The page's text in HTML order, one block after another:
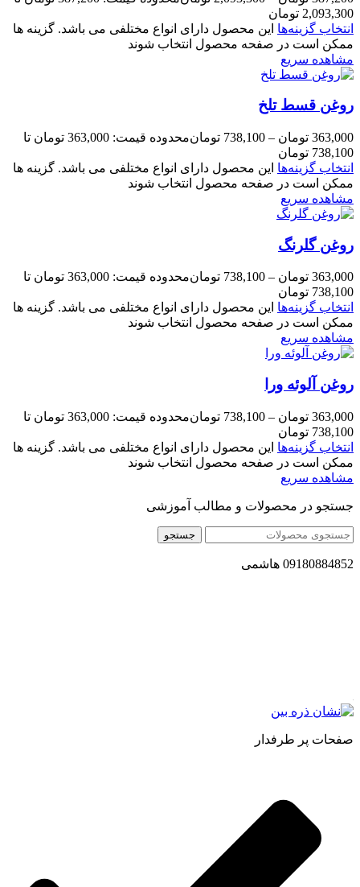
2,093,300 تومان
انتخاب گزینه‌ها این محصول دارای انواع مختلفی می باشد. گزینه ها
ممکن است در صفحه محصول انتخاب شوند
مشاهده سریع
روغن قسط تلخ
363,000 تومان –
738,100 تومان
محدوده قیمت: 363,000 تومان تا
738,100 تومان
انتخاب گزینه‌ها این محصول دارای انواع مختلفی می باشد. گزینه ها
ممکن است در صفحه محصول انتخاب شوند
مشاهده سریع
روغن گلرنگ
363,000 تومان –
738,100 تومان
محدوده قیمت: 363,000 تومان تا
738,100 تومان
انتخاب گزینه‌ها این محصول دارای انواع مختلفی می باشد. گزینه ها
ممکن است در صفحه محصول انتخاب شوند
مشاهده سریع
روغن آلوئه ورا
363,000 تومان –
738,100 تومان
محدوده قیمت: 363,000 تومان تا
738,100 تومان
انتخاب گزینه‌ها این محصول دارای انواع مختلفی می باشد. گزینه ها
ممکن است در صفحه محصول انتخاب شوند
مشاهده سریع
جستجو در محصولات و مطالب آموزشی
جستجو
09180884852 هاشمی
صفحات پر طرفدار